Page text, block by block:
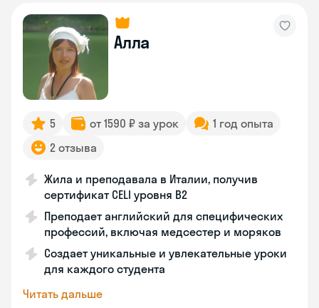
Алла
5 от 1590 ₽ за урок
1 год опыта
2 отзыва
Жила и преподавала в Италии, получив
сертификат CELI уровня В2
Преподает английский для специфических
профессий, включая медсестер и моряков
Создает уникальные и увлекательные уроки
для каждого студента
Читать дальше